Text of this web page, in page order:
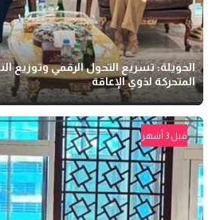
الحويلة: تسريع التحول الرقمي وتوزيع
المتحركة لذوي الإعاقة
قبل 3 أشهر